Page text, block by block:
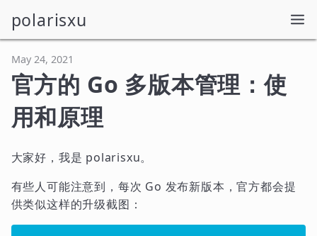
polarisxu
May 24, 2021
官方的 Go 多版本管理：使
用和原理
大家好，我是 polarisxu。
有些人可能注意到，每次 Go 发布新版本，官方都会提
供类似这样的升级截图：